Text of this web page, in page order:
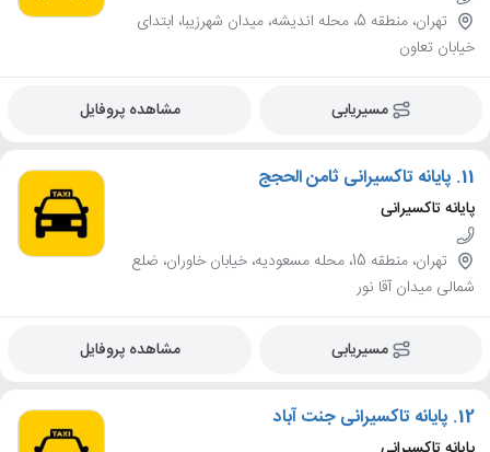
تهران، منطقه 5، محله اندیشه، میدان شهرزیبا، ابتدای
خیابان تعاون
مسیریابی مشاهده پروفایل
11. پایانه تاکسیرانی ثامن الحجج
پایانه تاکسیرانی
تهران، منطقه 15، محله مسعودیه، خیابان خاوران، ضلع
شمالی میدان آقا نور
مسیریابی مشاهده پروفایل
12. پایانه تاکسیرانی جنت آباد